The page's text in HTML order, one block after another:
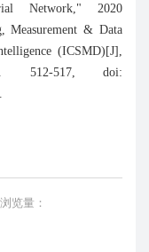
Network," 2020
Measurement & Data
(ICSMD) [J]
512-517, doi:
浏览量：